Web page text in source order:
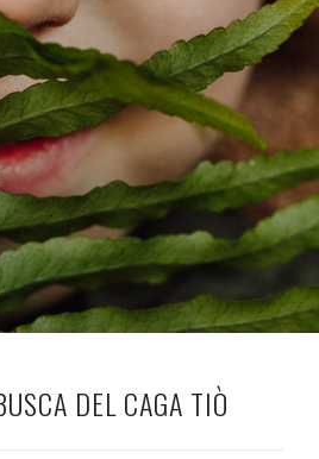
DEL CAGA TIÒ